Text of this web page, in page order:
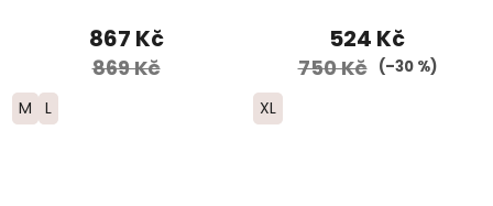
modré
867 Kč
869 Kč
M L
524 Kč
750 Kč (–30 %)
XL